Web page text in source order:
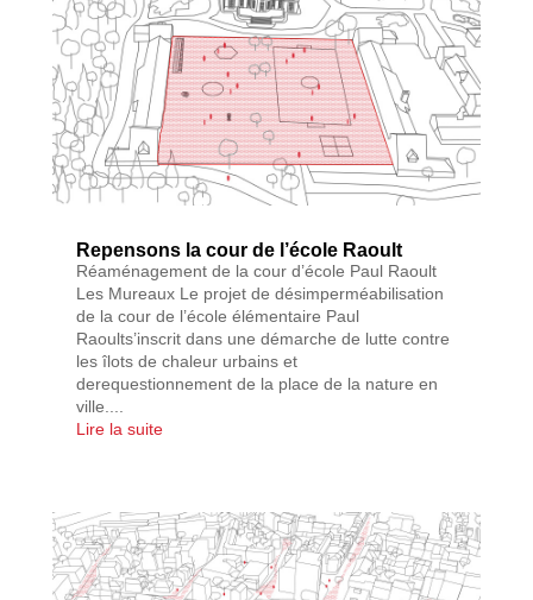
Repensons la cour de l’école Raoult
Réaménagement de la cour d’école Paul Raoult
Les Mureaux Le projet de désimperméabilisation
de la cour de l’école élémentaire Paul
Raoults’inscrit dans une démarche de lutte contre
les îlots de chaleur urbains et
derequestionnement de la place de la nature en
ville....
Lire la suite